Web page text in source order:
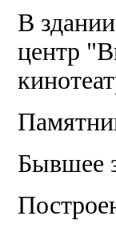
В
центр
Бывшее